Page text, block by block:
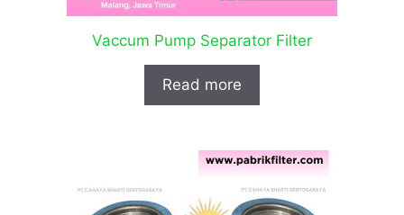
Vaccum Pump Separator Filter
Read more